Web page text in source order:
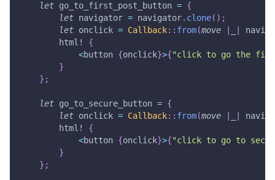
let go_to_first_post_button = {
let navigator = navigator. clone( ) ;
let onclick = Callback:: from(move
html!
{
<button {onclick}>{"click to go the
}
} ;
let go_to_secure_button = {
let onclick = Callback:: from(move
html!
{
<button {onclick}>{"click to go to
}
} ;